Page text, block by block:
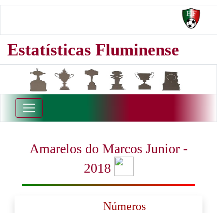
Estatísticas Fluminense
Amarelos do Marcos Junior -
2018
Números